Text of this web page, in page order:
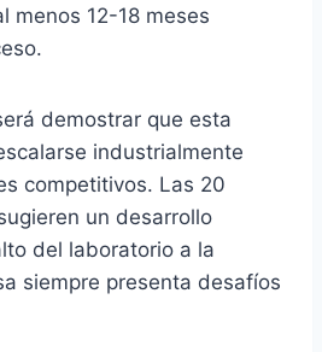
menos 12-18 meses
demostrar que esta
industrialmente
competitivos. Las 20
un desarrollo
del laboratorio a la
siempre presenta desafíos